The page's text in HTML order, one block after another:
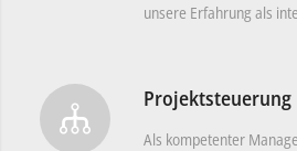
unsere Erfahrung als
Projektsteuerung
Als kompetenter